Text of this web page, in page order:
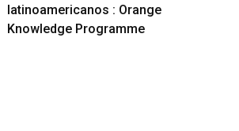
latinoamericanos : Orange
Knowledge Programme